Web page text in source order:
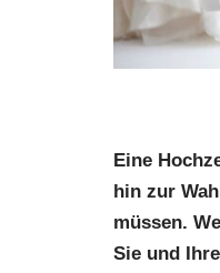
Eine
hin zur
müssen.
Sie und